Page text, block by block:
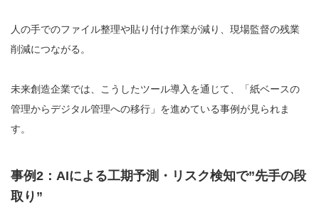
人の手でのファイル整理や貼り付け作業が減り、現場監督の残業
削減につながる。
未来創造企業では、こうしたツール導入を通じて、「紙ベースの
管理からデジタル管理への移行」を進めている事例が見られま
す。
事例2：AIによる工期予測・リスク検知で”先手の段
取り”